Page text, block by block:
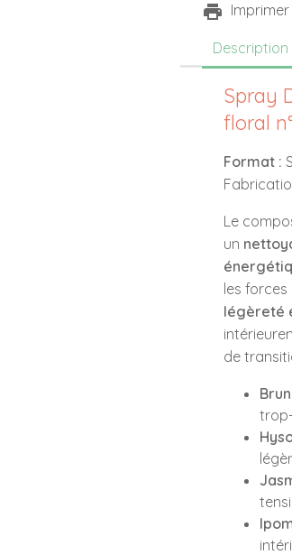
Imprimer
Description
Spray
floral
Format :
Le
un
les
légèreté
de